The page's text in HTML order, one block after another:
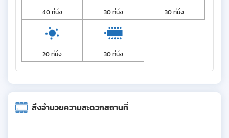
40 ที่นั่ง 30 ที่นั่ง 30 ที่นั่ง
20 ที่นั่ง 30 ที่นั่ง
สิ่งอำนวยความสะดวกสถานที่